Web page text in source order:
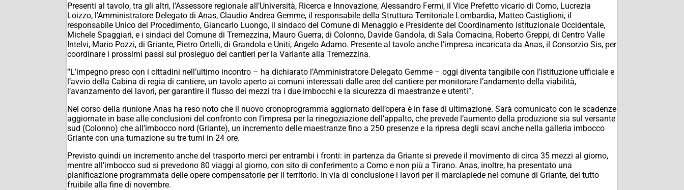
Presenti al tavolo, tra gli altri, l’Assessore regionale all’Università, Ricerca e Innovazione, Alessandro Fermi, il Vice Prefetto vicario di Como, Lucrezia
Loizzo, l’Amministratore Delegato di Anas, Claudio Andrea Gemme, il responsabile della Struttura Territoriale Lombardia, Matteo Castiglioni, il
responsabile Unico del Procedimento, Giancarlo Luongo, il sindaco del Comune di Menaggio e Presidente del Coordinamento Istituzionale Occidentale,
Michele Spaggiari, e i sindaci del Comune di Tremezzina, Mauro Guerra, di Colonno, Davide Gandola, di Sala Comacina, Roberto Greppi, di Centro Valle
Intelvi, Mario Pozzi, di Griante, Pietro Ortelli, di Grandola e Uniti, Angelo Adamo. Presente al tavolo anche l’impresa incaricata da Anas, il Consorzio Sis, per
coordinare i prossimi passi sul prosieguo dei cantieri per la Variante alla Tremezzina.
“L’impegno preso con i cittadini nell’ultimo incontro – ha dichiarato l’Amministratore Delegato Gemme – oggi diventa tangibile con l’istituzione ufficiale e
l’avvio della Cabina di regia di cantiere, un tavolo aperto ai comuni interessati dalle aree del cantiere per monitorare l’andamento della viabilità,
l’avanzamento dei lavori, per garantire il flusso dei mezzi tra i due imbocchi e la sicurezza di maestranze e utenti”.
Nel corso della riunione Anas ha reso noto che il nuovo cronoprogramma aggiornato dell’opera è in fase di ultimazione. Sarà comunicato con le scadenze
aggiornate in base alle conclusioni del confronto con l’impresa per la rinegoziazione dell’appalto, che prevede l’aumento della produzione sia sul versante
sud (Colonno) che all’imbocco nord (Griante), un incremento delle maestranze fino a 250 presenze e la ripresa degli scavi anche nella galleria imbocco
Griante con una turnazione su tre turni in 24 ore.
Previsto quindi un incremento anche del trasporto merci per entrambi i fronti: in partenza da Griante si prevede il movimento di circa 35 mezzi al giorno,
mentre all’imbocco sud si prevedono 80 viaggi al giorno, con sito di conferimento a Como e non più a Tirano. Anas, inoltre, ha presentato una
pianificazione programmata delle opere compensatorie per il territorio. In via di conclusione i lavori per il marciapiede nel comune di Griante, del tutto
fruibile alla fine di novembre.